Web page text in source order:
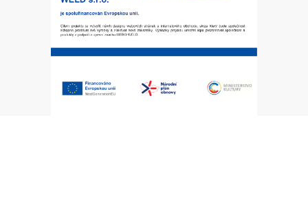
Vložením hodnocení souhlasíte s
osobních údajů